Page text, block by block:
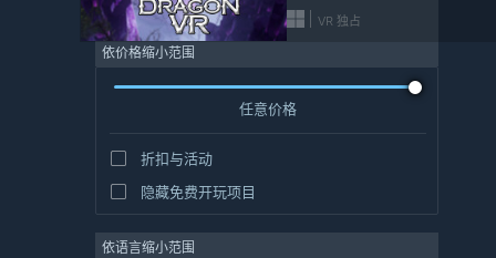
VR 独占
依价格缩小范围
任意价格
折扣与活动
隐藏免费开玩项目
依语言缩小范围